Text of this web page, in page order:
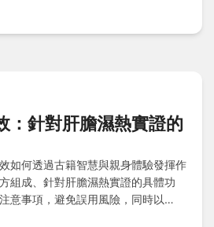
，體驗油脂與鮮甜的極致誘惑。
：針對肝膽濕熱實證的
如何透過古籍智慧與親身體驗發揮作
組成、針對肝膽濕熱實證的具體功
意事項，避免誤用風險，同時以